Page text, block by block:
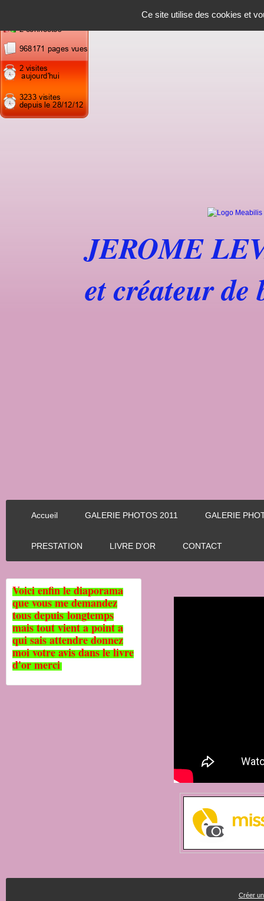
JEROME
et créateur de
Accueil GALERIE PHOTOS 2011 GALERIE
PRESTATION LIVRE D'OR CONTACT
Voici enfin le diaporama
que vous me demandez
tous depuis longtemps
mais tout vient a point a
qui sais attendre donnez
moi votre avis dans le livre
d'or merci
Créer
Ce site utilise des cookies et